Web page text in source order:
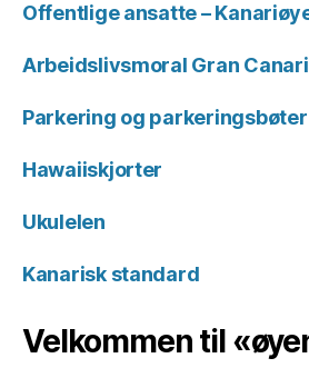
Offentlige ansatte –
Arbeidslivsmoral Gran
Parkering og parkeringsbøter
Hawaiiskjorter
Ukulelen
Kanarisk standard
Velkommen til